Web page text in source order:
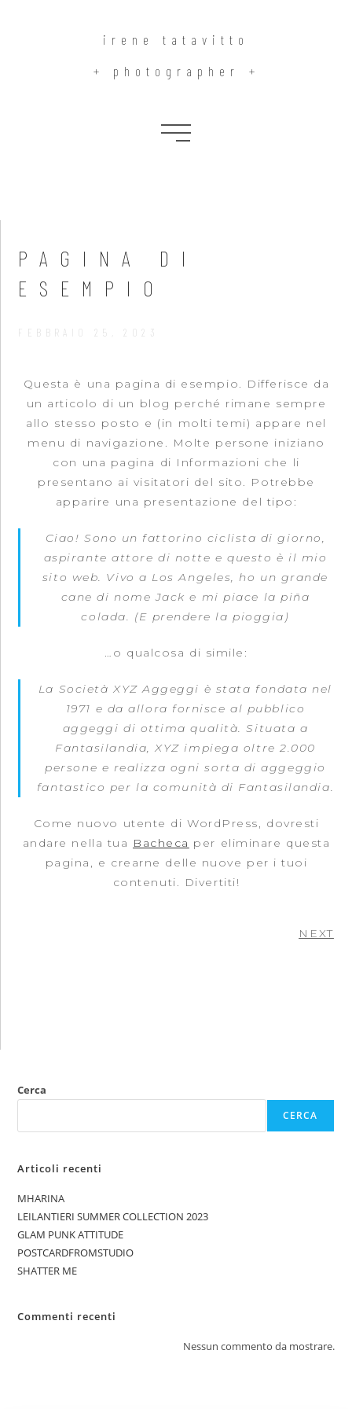
irene tatavitto
+ photographer +
Pagina di esempio
PAGINA DI
ESEMPIO
FEBBRAIO 25, 2023
Questa è una pagina di esempio. Differisce da
un articolo di un blog perché rimane sempre
allo stesso posto e (in molti temi) appare nel
menu di navigazione. Molte persone iniziano
con una pagina di Informazioni che li
presentano ai visitatori del sito. Potrebbe
apparire una presentazione del tipo:
Ciao! Sono un fattorino ciclista di giorno,
aspirante attore di notte e questo è il mio
sito web. Vivo a Los Angeles, ho un grande
cane di nome Jack e mi piace la piña
colada. (E prendere la pioggia)
…o qualcosa di simile:
La Società XYZ Aggeggi è stata fondata nel
1971 e da allora fornisce al pubblico
aggeggi di ottima qualità. Situata a
Fantasilandia, XYZ impiega oltre 2.000
persone e realizza ogni sorta di aggeggio
fantastico per la comunità di Fantasilandia.
Come nuovo utente di WordPress, dovresti
andare nella tua Bacheca per eliminare questa
pagina, e crearne delle nuove per i tuoi
contenuti. Divertiti!
NEXT
Cerca
CERCA
Articoli recenti
MHARINA
LEILANTIERI SUMMER COLLECTION 2023
GLAM PUNK ATTITUDE
POSTCARDFROMSTUDIO
SHATTER ME
Commenti recenti
Nessun commento da mostrare.